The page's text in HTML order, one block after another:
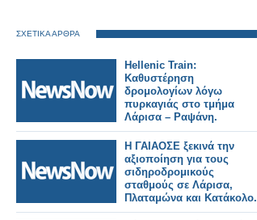
ΣΧΕΤΙΚΑ ΑΡΘΡΑ
Hellenic Train:
Καθυστέρηση
δρομολογίων λόγω
πυρκαγιάς στο τμήμα
Λάρισα – Ραψάνη.
Η ΓΑΙΑΟΣΕ ξεκινά την
αξιοποίηση για τους
σιδηροδρομικούς
σταθμούς σε Λάρισα,
Πλαταμώνα και Κατάκολο.